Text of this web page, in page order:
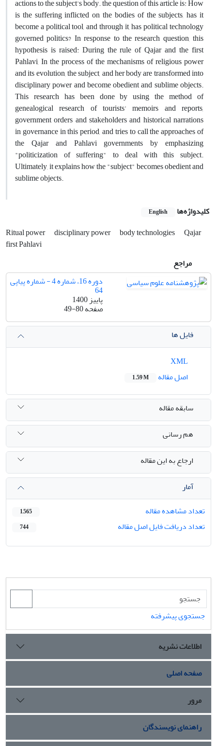
actions to the subject's body. the question of this article is: How
is the suffering inflicted on the bodies of the subjects, has it
become a political tool, and through it, has political technology
governed politics? In response to the research question, this
hypothesis is raised: During the rule of Qajar and the first
Pahlavi, In the process of the mechanisms of religious power
and its evolution, the subject, and her body are transformed into
disciplinary power and become obedient and sublime objects.
This research has been done by using the method of
genealogical research of tourists' memoirs and reports,
government orders and stakeholders and historical narrations
in governance in this period, and tries to call the approaches of
the Qajar and Pahlavi governments by emphasizing
"politicization of suffering" to deal with this subject.
Ultimately, it explains how the "subject" becomes obedient and
sublime objects.
کلیدواژه‌ها English
Ritual power disciplinary power body technologies
Qajar
first Pahlavi
مراجع
دوره 16، شماره 4 - شماره پیاپی
64
پاییز 1400
صفحه49-80
فایل ها
اصل مقاله
1.59 M
سابقه مقاله
هم رسانی
ارجاع به این مقاله
آمار
تعداد مشاهده مقاله
1,565
تعداد دریافت فایل اصل مقاله 744
جستجوی پیشرفته
اطلاعات نشریه
صفحه اصلی
مرور
راهنمای نویسندگان